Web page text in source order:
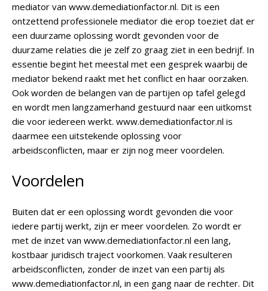
mediator van www.demediationfactor.nl. Dit is een
ontzettend professionele mediator die erop toeziet dat er
een duurzame oplossing wordt gevonden voor de
duurzame relaties die je zelf zo graag ziet in een bedrijf. In
essentie begint het meestal met een gesprek waarbij de
mediator bekend raakt met het conflict en haar oorzaken.
Ook worden de belangen van de partijen op tafel gelegd
en wordt men langzamerhand gestuurd naar een uitkomst
die voor iedereen werkt. www.demediationfactor.nl is
daarmee een uitstekende oplossing voor
arbeidsconflicten, maar er zijn nog meer voordelen.
Voordelen
Buiten dat er een oplossing wordt gevonden die voor
iedere partij werkt, zijn er meer voordelen. Zo wordt er
met de inzet van www.demediationfactor.nl een lang,
kostbaar juridisch traject voorkomen. Vaak resulteren
arbeidsconflicten, zonder de inzet van een partij als
www.demediationfactor.nl, in een gang naar de rechter. Dit